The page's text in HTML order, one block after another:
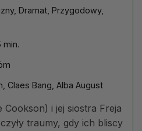
Dramat, Przygodowy,
min.
Claes Bang, Alba August
i jej siostra Freja
traumy, gdy ich bliscy